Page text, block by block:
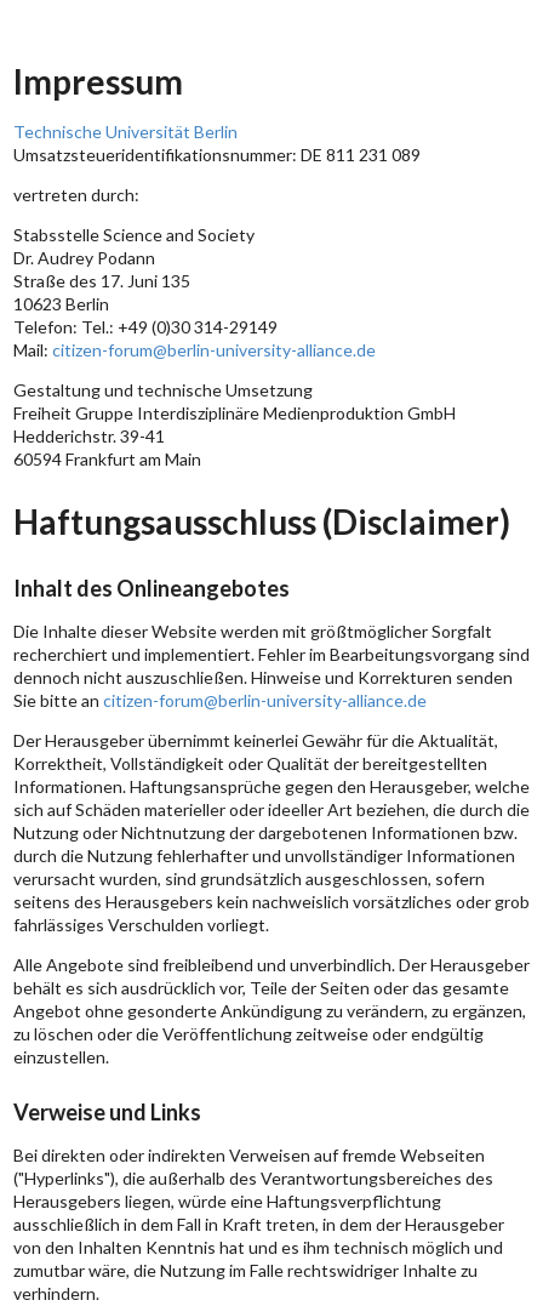
Impressum
Technische Universität Berlin
Umsatzsteueridentifikationsnummer: DE 811 231 089
vertreten durch:
Stabsstelle Science and Society
Dr. Audrey Podann
Straße des 17. Juni 135
10623 Berlin
Telefon: Tel.: +49 (0)30 314-29149
Mail: citizen-forum@berlin-university-alliance.de
Gestaltung und technische Umsetzung
Freiheit Gruppe Interdisziplinäre Medienproduktion GmbH
Hedderichstr. 39-41
60594 Frankfurt am Main
Haftungsausschluss (Disclaimer)
Inhalt des Onlineangebotes
Die Inhalte dieser Website werden mit größtmöglicher Sorgfalt
recherchiert und implementiert. Fehler im Bearbeitungsvorgang sind
dennoch nicht auszuschließen. Hinweise und Korrekturen senden
Sie bitte an citizen-forum@berlin-university-alliance.de
Der Herausgeber übernimmt keinerlei Gewähr für die Aktualität,
Korrektheit, Vollständigkeit oder Qualität der bereitgestellten
Informationen. Haftungsansprüche gegen den Herausgeber, welche
sich auf Schäden materieller oder ideeller Art beziehen, die durch die
Nutzung oder Nichtnutzung der dargebotenen Informationen bzw.
durch die Nutzung fehlerhafter und unvollständiger Informationen
verursacht wurden, sind grundsätzlich ausgeschlossen, sofern
seitens des Herausgebers kein nachweislich vorsätzliches oder grob
fahrlässiges Verschulden vorliegt.
Alle Angebote sind freibleibend und unverbindlich. Der Herausgeber
behält es sich ausdrücklich vor, Teile der Seiten oder das gesamte
Angebot ohne gesonderte Ankündigung zu verändern, zu ergänzen,
zu löschen oder die Veröffentlichung zeitweise oder endgültig
einzustellen.
Verweise und Links
Bei direkten oder indirekten Verweisen auf fremde Webseiten
("Hyperlinks"), die außerhalb des Verantwortungsbereiches des
Herausgebers liegen, würde eine Haftungsverpflichtung
ausschließlich in dem Fall in Kraft treten, in dem der Herausgeber
von den Inhalten Kenntnis hat und es ihm technisch möglich und
zumutbar wäre, die Nutzung im Falle rechtswidriger Inhalte zu
verhindern.